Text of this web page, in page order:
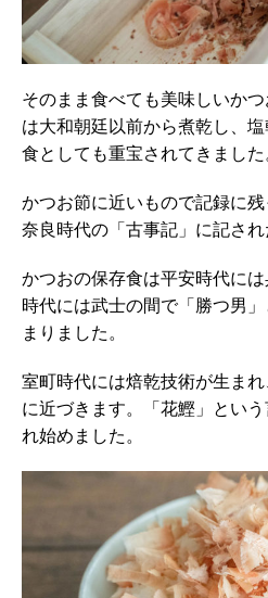
そのまま食べても美味しいか
は大和朝廷以前から煮乾し、
食としても重宝されてきました
かつお節に近いもので記録に残
奈良時代の「古事記」に記され
かつおの保存食は平安時代に
時代には武士の間で「勝つ男
まりました。
室町時代には焙乾技術が生ま
に近づきます。「花鰹」とい
れ始めました。